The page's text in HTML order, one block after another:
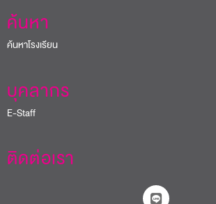
ค้นหา
ค้นหาโรงเรียน
บุคลากร
E-Staff
ติดต่อเรา